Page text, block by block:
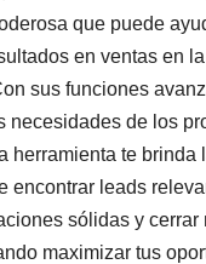
que puede
en ventas en
sus funciones
necesidades de los
herramienta te brinda
encontrar leads
sólidas y cerrar
maximizar tus